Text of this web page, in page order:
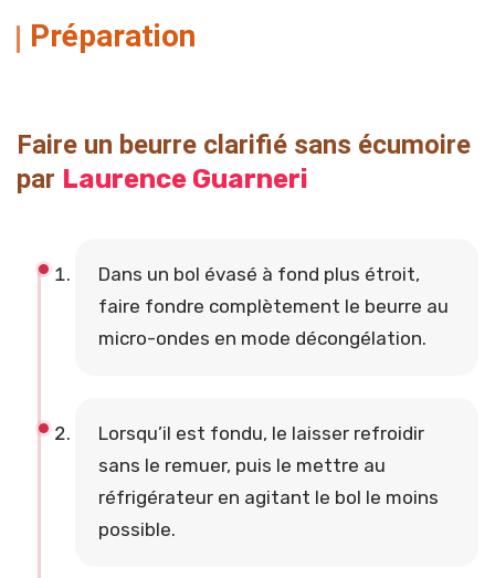
Préparation
Faire un beurre clarifié sans écumoire
par Laurence Guarneri
Dans un bol évasé à fond plus étroit,
faire fondre complètement le beurre au
micro-ondes en mode décongélation.
Lorsqu’il est fondu, le laisser refroidir
sans le remuer, puis le mettre au
réfrigérateur en agitant le bol le moins
possible.